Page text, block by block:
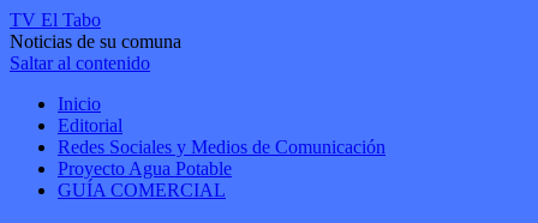
TV El Tabo
Noticias de su comuna
Saltar al contenido
Inicio
Editorial
Redes Sociales y Medios de Comunicación
Proyecto Agua Potable
GUÍA COMERCIAL